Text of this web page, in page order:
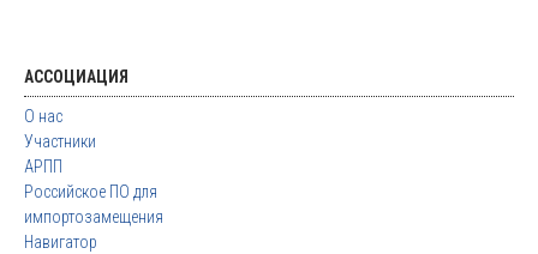
АССОЦИАЦИЯ
О нас
Участники
АРПП
Российское ПО для
импортозамещения
Навигатор